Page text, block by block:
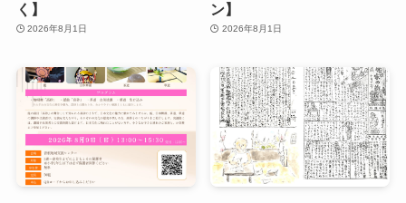
く】
2026年8月1日
ン】
2026年8月1日